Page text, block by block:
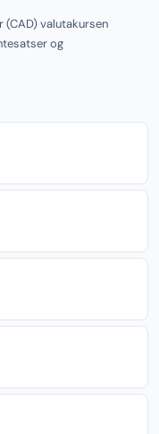
(CAD) valutakursen
og